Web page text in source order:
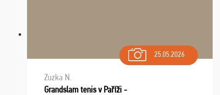
25.05.2026
Zuzka N.
Grandslam tenis v Paříži -